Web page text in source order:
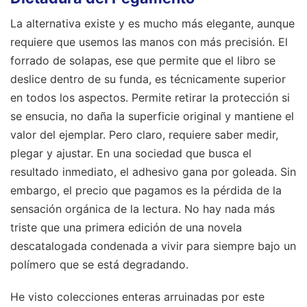
La alternativa existe y es mucho más elegante, aunque
requiere que usemos las manos con más precisión. El
forrado de solapas, ese que permite que el libro se
deslice dentro de su funda, es técnicamente superior
en todos los aspectos. Permite retirar la protección si
se ensucia, no daña la superficie original y mantiene el
valor del ejemplar. Pero claro, requiere saber medir,
plegar y ajustar. En una sociedad que busca el
resultado inmediato, el adhesivo gana por goleada. Sin
embargo, el precio que pagamos es la pérdida de la
sensación orgánica de la lectura. No hay nada más
triste que una primera edición de una novela
descatalogada condenada a vivir para siempre bajo un
polímero que se está degradando.
He visto colecciones enteras arruinadas por este